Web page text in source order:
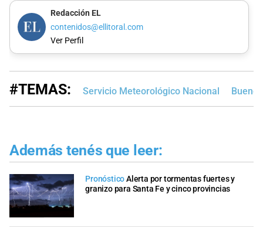
Redacción EL
contenidos@ellitoral.com
Ver Perfil
#TEMAS: Servicio Meteorológico Nacional
Además tenés que leer:
PronósticoAlerta por tormentas fuertes y
granizo para Santa Fe y cinco provincias